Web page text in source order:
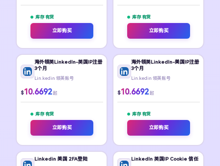
库存 有货
立即购买
库存 有货
立即购买
海外领英LinkedIn-英国IP注册
3个月
Lin.kedin 领英账号
$10.6692 起
库存 有货
立即购买
海外领英LinkedIn-美国IP注册
3个月
Lin.kedin 领英账号
$10.6692 起
库存 有货
立即购买
Linkedin 美国 2FA登陆 LinkedIn 英国IP Cookie 信任